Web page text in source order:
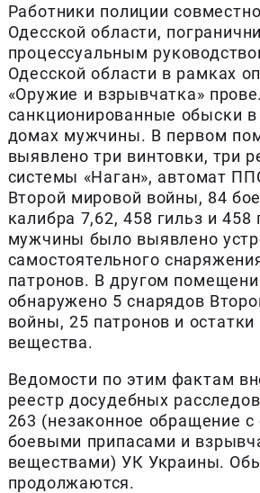
Работники полиции
Одесской области,
процессуальным
Одесской области в рамках
«Оружие и взрывчатка»
санкционированные обыски
домах мужчины. В первом
выявлено три винтовки, три
системы «Наган», автомат
Второй мировой войны, 84
калибра 7,62, 458 гильз и
мужчины было выявлено
самостоятельного
патронов. В другом
обнаружено 5 снарядов
войны, 25 патронов и
вещества.
Ведомости по этим фактам
реестр досудебных
263 (незаконное обращение
боевыми припасами и
веществами) УК Украины.
продолжаются.